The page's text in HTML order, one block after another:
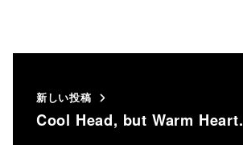
新しい投稿
Cool Head, but Warm Heart.